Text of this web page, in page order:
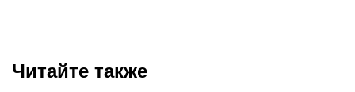
Читайте также